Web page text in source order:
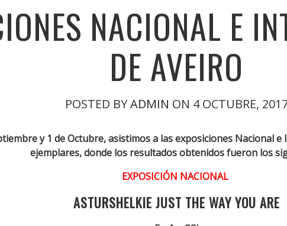
NACIONAL E
DE AVEIRO
POSTED BYADMIN ON 4 OCTUBRE,
y 1 de Octubre, asistimos a las exposiciones Nacional
ejemplares, donde los resultados obtenidos fueron los
EXPOSICIÓN NACIONAL
ASTURSHELKIE JUST THE WAY YOU ARE